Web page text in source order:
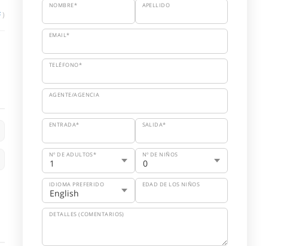
)
NOMBRE* APELLIDO
EMAIL*
TELÉFONO*
AGENTE/AGENCIA
ENTRADA* SALIDA*
Nº DE ADULTOS* Nº DE NIÑOS
IDIOMA PREFERIDO EDAD DE LOS NIÑOS
DETALLES (COMENTARIOS)